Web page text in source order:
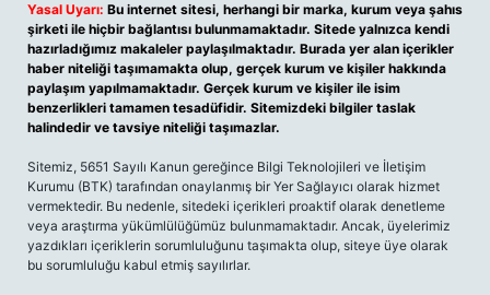
Yasal Uyarı: Bu internet sitesi, herhangi bir marka, kurum veya şahıs
şirketi ile hiçbir bağlantısı bulunmamaktadır. Sitede yalnızca kendi
hazırladığımız makaleler paylaşılmaktadır. Burada yer alan içerikler
haber niteliği taşımamakta olup, gerçek kurum ve kişiler hakkında
paylaşım yapılmamaktadır. Gerçek kurum ve kişiler ile isim
benzerlikleri tamamen tesadüfidir. Sitemizdeki bilgiler taslak
halindedir ve tavsiye niteliği taşımazlar.
Sitemiz, 5651 Sayılı Kanun gereğince Bilgi Teknolojileri ve İletişim
Kurumu (BTK) tarafından onaylanmış bir Yer Sağlayıcı olarak hizmet
vermektedir. Bu nedenle, sitedeki içerikleri proaktif olarak denetleme
veya araştırma yükümlülüğümüz bulunmamaktadır. Ancak, üyelerimiz
yazdıkları içeriklerin sorumluluğunu taşımakta olup, siteye üye olarak
bu sorumluluğu kabul etmiş sayılırlar.